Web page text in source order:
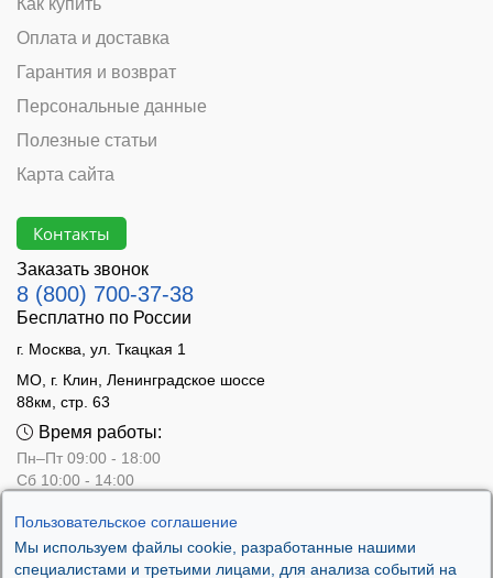
Пользовательское соглашение
Мы используем файлы cookie, разработанные нашими
специалистами и третьими лицами, для анализа событий на
Как купить
Оплата и доставка
Гарантия и возврат
Персональные данные
Полезные статьи
Карта сайта
Контакты
Заказать звонок
8 (800) 700-37-38
Бесплатно по России
г. Москва, ул. Ткацкая 1
МО, г. Клин, Ленинградское шоссе
88км, стр. 63
Время работы:
Пн–Пт 09:00 - 18:00
Сб 10:00 - 14:00